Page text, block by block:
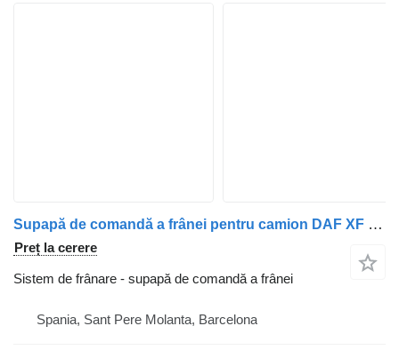
Supapă de comandă a frânei pentru camion DAF XF 105
Preț la cerere
Sistem de frânare - supapă de comandă a frânei
Spania, Sant Pere Molanta, Barcelona